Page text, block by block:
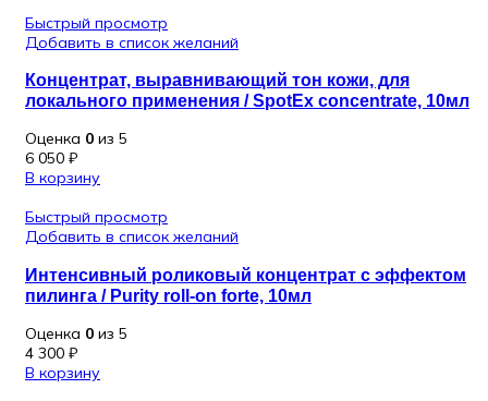
Быстрый просмотр
Добавить в список желаний
Концентрат, выравнивающий тон кожи, для
локального применения / SpotEx concentrate, 10мл
Оценка 0 из 5
6 050 ₽
В корзину
Быстрый просмотр
Добавить в список желаний
Интенсивный роликовый концентрат с эффектом
пилинга / Purity roll-on forte, 10мл
Оценка 0 из 5
4 300 ₽
В корзину